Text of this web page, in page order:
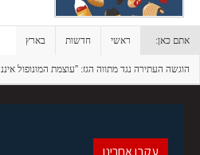
אתם כאן: ראשי חדשות בארץ
הוגשה העתירה נגד מתווה הגז: ''עוצמת המונופול
עקבו אחרינו